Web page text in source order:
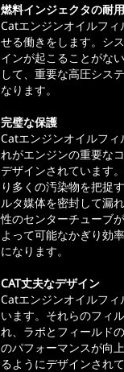
燃料インジェクタの耐
Catエンジンオイルフ
せる働きをします。シ
インが起こることがな
して、重要な高圧シス
なります。
完璧な保護
Catエンジンオイルフ
れがエンジンの重要な
デザインされています
り多くの汚染物を把捉
ルタ媒体を密封して漏
性のセンターチューブ
よって可能なかぎり効
になります。
CAT丈夫なデザイン
Catエンジンオイルフ
います。それらのフィ
れ、ラボとフィールド
のパフォーマンスが向
るようにデザインされて